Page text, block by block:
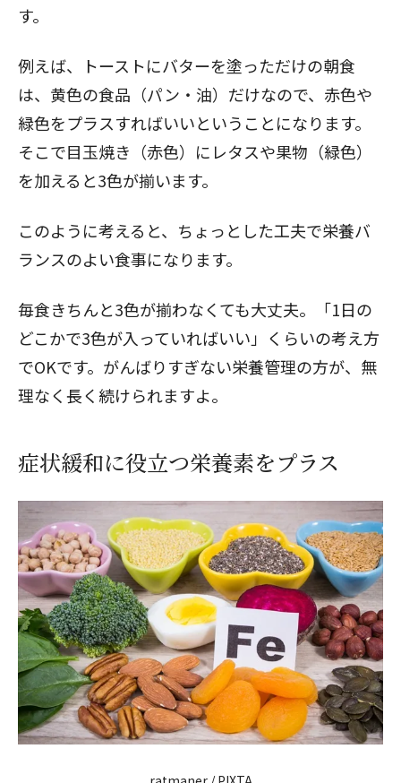
す。
例えば、トーストにバターを塗っただけの朝食
は、黄色の食品（パン・油）だけなので、赤色や
緑色をプラスすればいいということになります。
そこで目玉焼き（赤色）にレタスや果物（緑色）
を加えると3色が揃います。
このように考えると、ちょっとした工夫で栄養バ
ランスのよい食事になります。
毎食きちんと3色が揃わなくても大丈夫。「1日の
どこかで3色が入っていればいい」くらいの考え方
でOKです。がんばりすぎない栄養管理の方が、無
理なく長く続けられますよ。
症状緩和に役立つ栄養素をプラス